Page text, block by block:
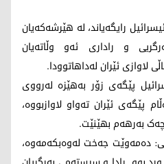
رایگەیاند، لە هێرشەکەیان
و راداری ئەو وڵاتەیان
لاوازی ئێران لەداهاتوودا.
پێگەی زۆر بەهێزە لەرووی
پێگەی ئێران تەواو لاوازبووە،
بەرهەم بهێنێت.
دەمەوێت جەخت لەوەبکەمەوە،